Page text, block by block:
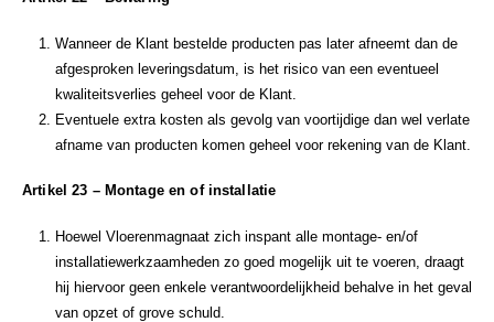
Wanneer de Klant bestelde producten pas later afneemt dan de
afgesproken leveringsdatum, is het risico van een eventueel
kwaliteitsverlies geheel voor de Klant.
Eventuele extra kosten als gevolg van voortijdige dan wel verlate
afname van producten komen geheel voor rekening van de Klant.
Artikel 23 – Montage en of installatie
Hoewel Vloerenmagnaat zich inspant alle montage- en/of
installatiewerkzaamheden zo goed mogelijk uit te voeren, draagt
hij hiervoor geen enkele verantwoordelijkheid behalve in het geval
van opzet of grove schuld.